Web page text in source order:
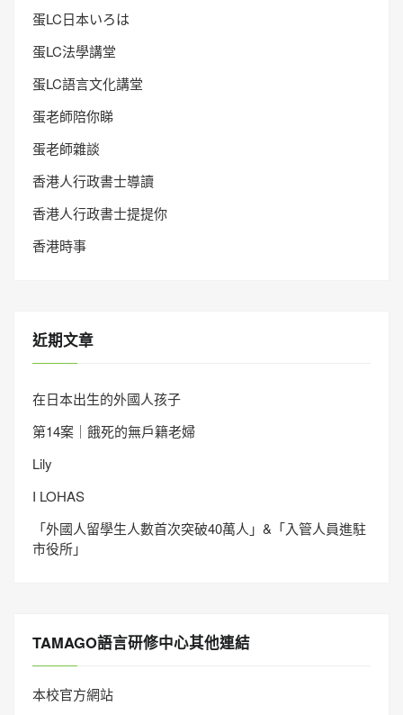
蛋LC日本いろは
蛋LC法學講堂
蛋LC語言文化講堂
蛋老師陪你睇
蛋老師雜談
香港人行政書士導讀
香港人行政書士提提你
香港時事
近期文章
在日本出生的外國人孩子
第14案｜餓死的無戶籍老婦
Lily
I LOHAS
「外國人留學生人數首次突破40萬人」&「入管人員進駐
市役所」
TAMAGO語言研修中心其他連結
本校官方網站